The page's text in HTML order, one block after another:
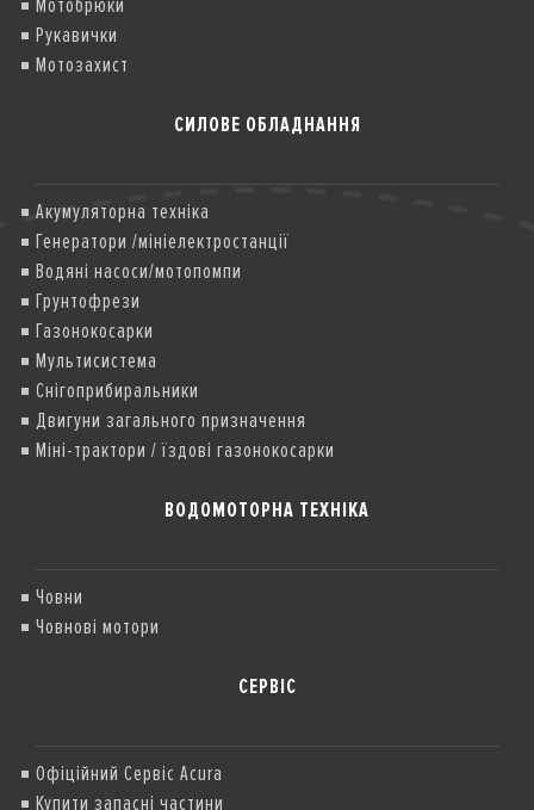
Рукавички
Мотозахист
СИЛОВЕ ОБЛАДНАННЯ
Акумуляторна техніка
Генератори /мініелектростанції
Водяні насоси/мотопомпи
Грунтофрези
Газонокосарки
Мультисистема
Снігоприбиральники
Двигуни загального призначення
Міні-трактори / їздові газонокосарки
ВОДОМОТОРНА ТЕХНІКА
Човни
Човнові мотори
СЕРВІС
Офіційний Сервіс Acura
Купити запасні частини